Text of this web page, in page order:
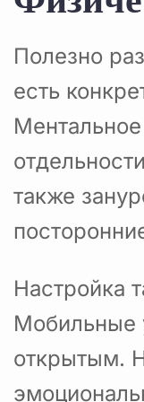
Полезно
есть
также
Настройка
Мобильные
открытым.